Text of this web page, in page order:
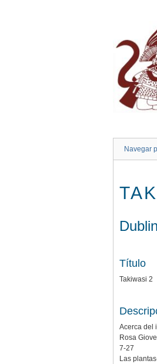
Navegar
Título
Takiwasi 2
Acerca del
Rosa Giove
7-27
Las